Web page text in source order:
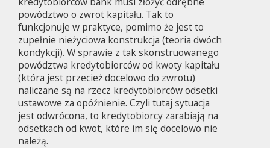
powództwo o zwrot kapitału. Tak to
funkcjonuje w praktyce, pomimo że jest to
zupełnie nieżyciowa konstrukcja (teoria dwóch
kondykcji). W sprawie z tak skonstruowanego
powództwa kredytobiorców od kwoty kapitału
(która jest przecież docelowo do zwrotu)
naliczane są na rzecz kredytobiorców odsetki
ustawowe za opóźnienie. Czyli tutaj sytuacja
jest odwrócona, to kredytobiorcy zarabiają na
odsetkach od kwot, które im się docelowo nie
należą.